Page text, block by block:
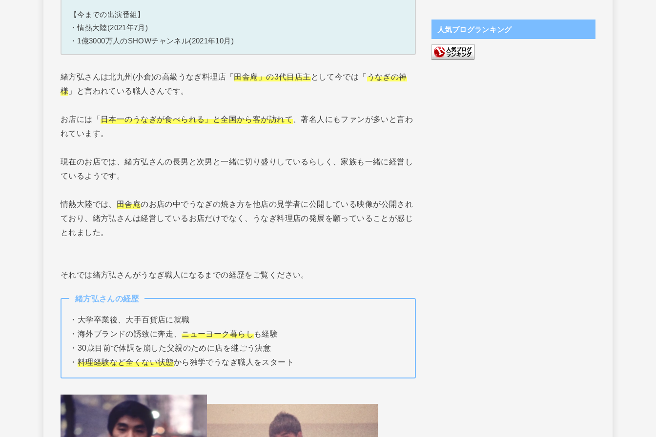
【今までの出演番組】
・情熱大陸(2021年7月)
・1億3000万人のSHOWチャンネル(2021年10月)
緒方弘さんは北九州(小倉)の高級うなぎ料理店「 田舎庵」の3代目店主として今では「 うなぎの神
様 」と言われている職人さんです。
お店には「日本一のうなぎが食べられる」と全国から客が訪れて、著名人にもファンが多いと言わ
れています。
現在のお店では、緒方弘さんの長男と次男と一緒に切り盛りしているらしく、家族も一緒に経営し
ているようです。
情熱大陸では、 田舎庵のお店の中でうなぎの焼き方を他店の見学者に公開している映像が公開され
ており、緒方弘さんは経営しているお店だけでなく、うなぎ料理店の発展を願っていることが感じ
とれました。
それでは緒方弘さんがうなぎ職人になるまでの経歴をご覧ください。
緒方弘さんの経歴
・大学卒業後、大手百貨店に就職
・海外ブランドの誘致に奔走、ニューヨーク暮らしも経験
・30歳目前で体調を崩した父親のために店を継ごう決意
・ 料理経験など全くない状態から独学でうなぎ職人をスタート
人気ブログランキング